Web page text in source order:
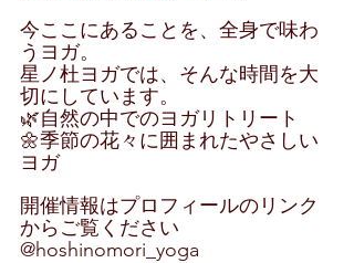
今ここにあることを、全身で味わ
うヨガ。
星ノ杜ヨガでは、そんな時間を大
切にしています。
🌿自然の中でのヨガリトリート
🌼季節の花々に囲まれたやさしい
ヨガ
開催情報はプロフィールのリンク
からご覧ください
@hoshinomori_yoga